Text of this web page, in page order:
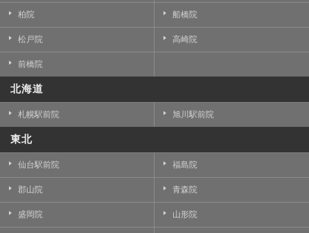
柏院 船橋院
松戸院 高崎院
前橋院
北海道
札幌駅前院 旭川駅前院
東北
仙台駅前院 福島院
郡山院 青森院
盛岡院 山形院